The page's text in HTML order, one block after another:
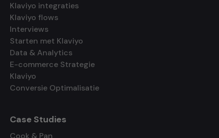
Klaviyo integraties
Klaviyo flows
Interviews
Starten met Klaviyo
Data & Analytics
E-commerce Strategie
Klaviyo
Conversie Optimalisatie
Case Studies